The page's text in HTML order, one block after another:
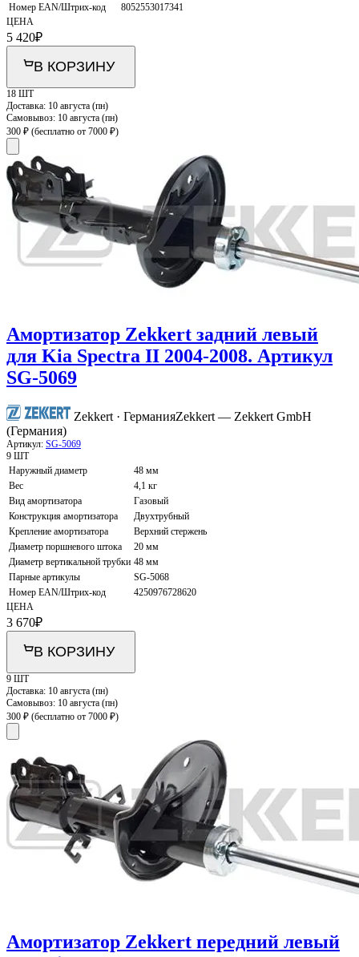
Номер EAN/Штрих-код
8052553017341
ЦЕНА
5 420₽
В КОРЗИНУ
18 ШТ
Доставка: 10 августа (пн)
Самовывоз: 10 августа (пн)
300 ₽ (бесплатно от 7000 ₽)
Амортизатор Zekkert задний левый
для Kia Spectra II 2004-2008. Артикул
SG-5069
Zekkert · ГерманияZekkert — Zekkert GmbH
(Германия)
Артикул: SG-5069
9 ШТ
Наружный диаметр
48 мм
Вес
4,1 кг
Вид амортизатора
Газовый
Конструкция амортизатора
Двухтрубный
Крепление амортизатора
Верхний стержень
Диаметр поршневого штока
20 мм
Диаметр вертикальной трубки 48 мм
Парные артикулы
SG-5068
Номер EAN/Штрих-код
4250976728620
ЦЕНА
3 670₽
В КОРЗИНУ
9 ШТ
Доставка: 10 августа (пн)
Самовывоз: 10 августа (пн)
300 ₽ (бесплатно от 7000 ₽)
Амортизатор Zekkert передний левый